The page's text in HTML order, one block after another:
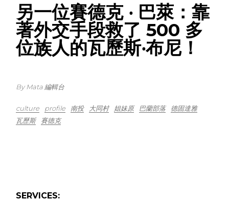
另一位賽德克 ‧ 巴萊：靠
著外交手段救了 500 多
位族人的瓦歷斯‧布尼！
By Mata 編輯台
culture profile 南投 大同村 姐妹原 巴蘭部落
德固達雅
瓦歷斯
賽德克
SERVICES: